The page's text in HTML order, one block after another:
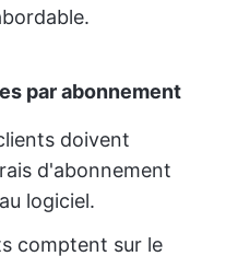
par abonnement
doivent
d'abonnement
logiciel.
comptent sur le